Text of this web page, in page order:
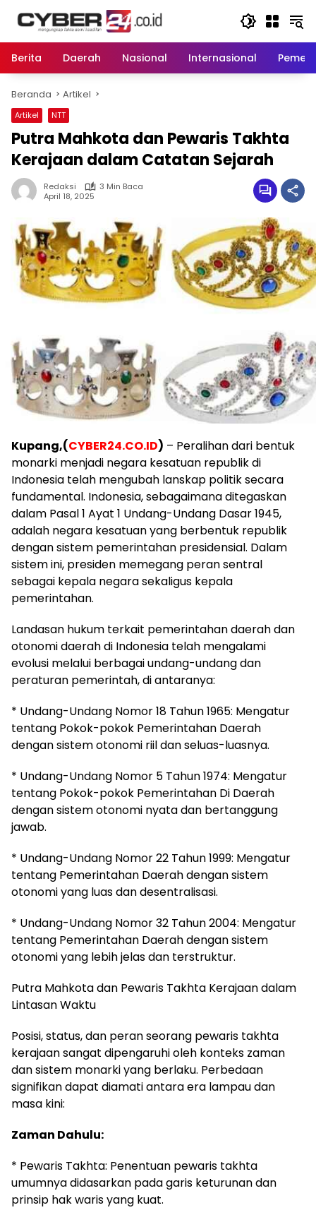
Berita
Daerah Nasional Internasional
Beranda Artikel
Artikel NTT
Putra Mahkota dan Pewaris Takhta
Kerajaan dalam Catatan Sejarah
Redaksi
3 Min Baca
April 18, 2025
Kupang,(CYBER24.CO.ID) – Peralihan dari bentuk
monarki menjadi negara kesatuan republik di
Indonesia telah mengubah lanskap politik secara
fundamental. Indonesia, sebagaimana ditegaskan
dalam Pasal 1 Ayat 1 Undang-Undang Dasar 1945,
adalah negara kesatuan yang berbentuk republik
dengan sistem pemerintahan presidensial. Dalam
sistem ini, presiden memegang peran sentral
sebagai kepala negara sekaligus kepala
pemerintahan.
Landasan hukum terkait pemerintahan daerah dan
otonomi daerah di Indonesia telah mengalami
evolusi melalui berbagai undang-undang dan
peraturan pemerintah, di antaranya:
* Undang-Undang Nomor 18 Tahun 1965: Mengatur
tentang Pokok-pokok Pemerintahan Daerah
dengan sistem otonomi riil dan seluas-luasnya.
* Undang-Undang Nomor 5 Tahun 1974: Mengatur
tentang Pokok-pokok Pemerintahan Di Daerah
dengan sistem otonomi nyata dan bertanggung
jawab.
* Undang-Undang Nomor 22 Tahun 1999: Mengatur
tentang Pemerintahan Daerah dengan sistem
otonomi yang luas dan desentralisasi.
* Undang-Undang Nomor 32 Tahun 2004: Mengatur
tentang Pemerintahan Daerah dengan sistem
otonomi yang lebih jelas dan terstruktur.
Putra Mahkota dan Pewaris Takhta Kerajaan dalam
Lintasan Waktu
Posisi, status, dan peran seorang pewaris takhta
kerajaan sangat dipengaruhi oleh konteks zaman
dan sistem monarki yang berlaku. Perbedaan
signifikan dapat diamati antara era lampau dan
masa kini:
Zaman Dahulu:
* Pewaris Takhta: Penentuan pewaris takhta
umumnya didasarkan pada garis keturunan dan
prinsip hak waris yang kuat.